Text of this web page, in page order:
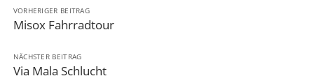
VORHERIGER BEITRAG
Misox Fahrradtour
NÄCHSTER BEITRAG
Via Mala Schlucht